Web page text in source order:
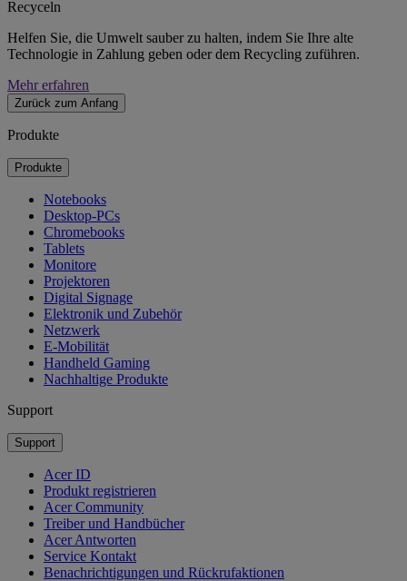
Recyceln
Helfen Sie, die Umwelt sauber zu halten, indem Sie Ihre alte
Technologie in Zahlung geben oder dem Recycling zuführen.
Mehr erfahren
Zurück zum Anfang
Produkte
Produkte
Notebooks
Desktop-PCs
Chromebooks
Tablets
Monitore
Projektoren
Digital Signage
Elektronik und Zubehör
Netzwerk
E-Mobilität
Handheld Gaming
Nachhaltige Produkte
Support
Support
Acer ID
Produkt registrieren
Acer Community
Treiber und Handbücher
Acer Antworten
Service Kontakt
Benachrichtigungen und Rückrufaktionen